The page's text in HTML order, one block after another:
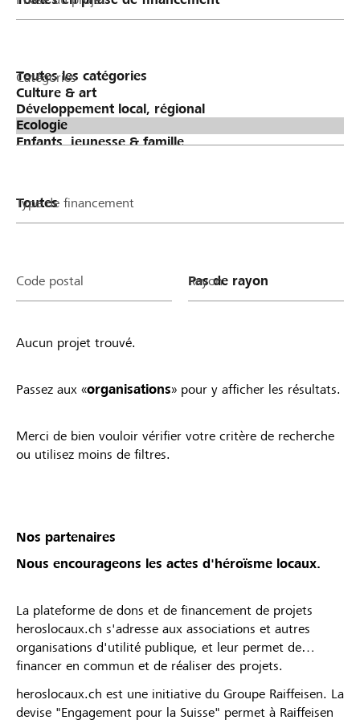
Catégories
Type de financement
Code postal Rayon
Aucun projet trouvé.
Passez aux «organisations» pour y afficher les résultats.
Merci de bien vouloir vérifier votre critère de recherche
ou utilisez moins de filtres.
Nos partenaires
Nous encourageons les actes d'héroïsme locaux.
La plateforme de dons et de financement de projets
heroslocaux.ch s'adresse aux associations et autres
organisations d'utilité publique, et leur permet de
financer en commun et de réaliser des projets.
heroslocaux.ch est une initiative du Groupe Raiffeisen. La
devise "Engagement pour la Suisse" permet à Raiffeisen